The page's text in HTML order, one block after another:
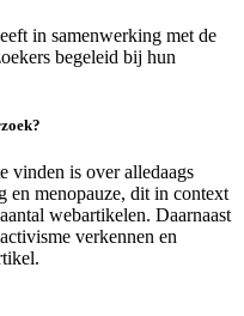
in samenwerking met de
begeleid bij hun
vinden is over alledaags
en menopauze, dit in context
webartikelen. Daarnaast
verkennen en